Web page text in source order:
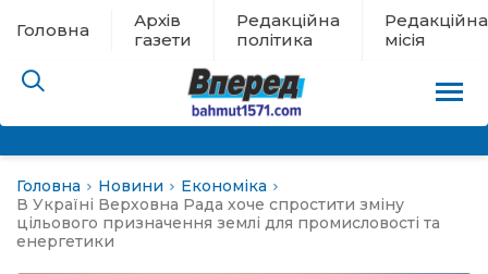
Головна
Архів
газети
Редакційна
політика
Редакційна
місія
евакуації
Головна Новини
Економіка
В Україні Верховна Рада хоче спростити зміну
цільового призначення землі для промисловості та
енергетики